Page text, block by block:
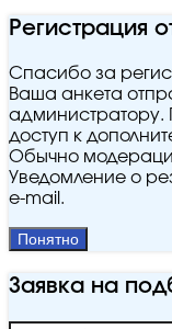
Регистрация
Спасибо за
Ваша анкета
администратору.
доступ к
Обычно
Уведомление о
e‑mail.
Понятно
Заявка на